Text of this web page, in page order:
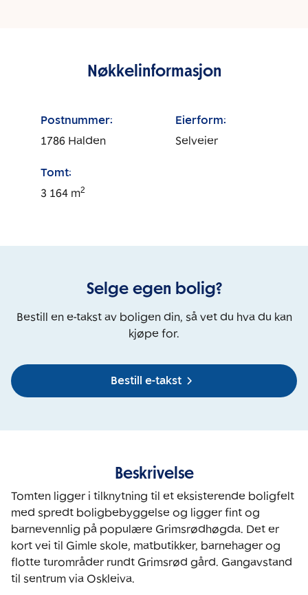
Nøkkelinformasjon
Postnummer:
1786 Halden
Eierform:
Selveier
Tomt:
3 164 m2
Selge egen bolig?
Bestill en e-takst av boligen din, så vet du hva du kan
kjøpe for.
Bestill e-takst
Beskrivelse
Tomten ligger i tilknytning til et eksisterende boligfelt
med spredt boligbebyggelse og ligger fint og
barnevennlig på populære Grimsrødhøgda. Det er
kort vei til Gimle skole, matbutikker, barnehager og
flotte turområder rundt Grimsrød gård. Gangavstand
til sentrum via Oskleiva.